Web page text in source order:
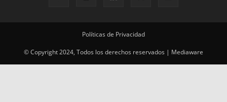
Políticas de Privacidad
© Copyright 2024, Todos los derechos reservados | Mediaware